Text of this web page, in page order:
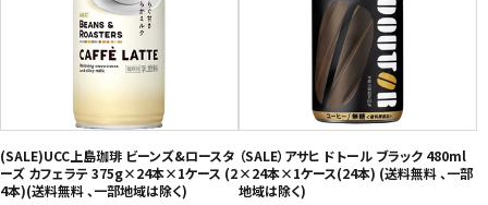
(SALE)UCC上島珈琲 ビーンズ&ロースタ
ーズ カフェラテ 375g×24本×1ケース (2
4本)(送料無料 、一部地域は除く)
（SALE）アサヒ ドトール ブラック 480ml
×24本×1ケース(24本) (送料無料 、一部
地域は除く)